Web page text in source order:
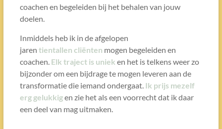
coachen en begeleiden bij het behalen van jouw
doelen.
Inmiddels heb ik in de afgelopen
jaren tientallen cliënten mogen begeleiden en
coachen. Elk traject is uniek en het is telkens weer zo
bijzonder om een bijdrage te mogen leveren aan de
transformatie die iemand ondergaat. Ik prijs mezelf
erg gelukkigen zie het als een voorrecht dat ik daar
een deel van mag uitmaken.